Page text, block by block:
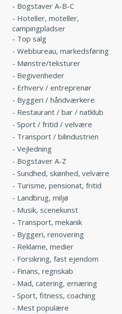
- Bogstaver A-B-C
- Hoteller, moteller,
campingpladser
- Top salg
- Webbureau, markedsføring
- Mønstre/teksturer
- Begivenheder
- Erhverv / entreprenør
- Byggeri / håndværkere
- Restaurant / bar / natklub
- Sport / fritid / velvære
- Transport / bilindustrien
- Vejledning
- Bogstaver A-Z
- Sundhed, skønhed, velvære
- Turisme, pensionat, fritid
- Landbrug, miljø
- Musik, scenekunst
- Transport, mekanik
- Byggeri, renovering
- Reklame, medier
- Forsikring, fast ejendom
- Finans, regnskab
- Mad, catering, ernæring
- Sport, fitness, coaching
- Mest populære